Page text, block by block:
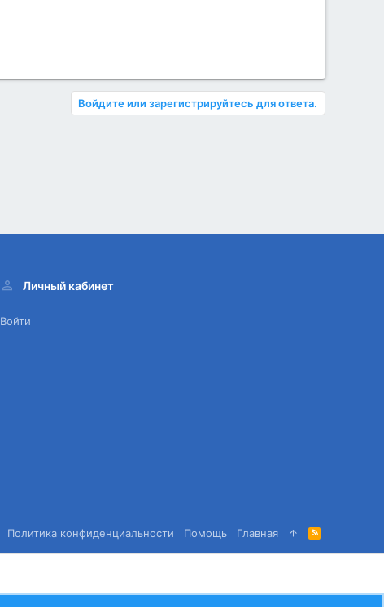
Войдите или зарегистрируйтесь для ответа.
Личный кабинет
Войти
Политика конфиденциальности Помощь Главная
R
S
S